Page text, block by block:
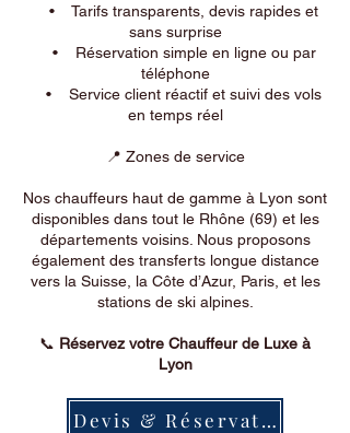
• Tarifs transparents, devis rapides et
sans surprise
• Réservation simple en ligne ou par
téléphone
• Service client réactif et suivi des vols
en temps réel
📍 Zones de service
Nos chauffeurs haut de gamme à Lyon sont
disponibles dans tout le Rhône (69) et les
départements voisins. Nous proposons
également des transferts longue distance
vers la Suisse, la Côte d’Azur, Paris, et les
stations de ski alpines.
📞 Réservez votre Chauffeur de Luxe à
Lyon
Devis & Réservation